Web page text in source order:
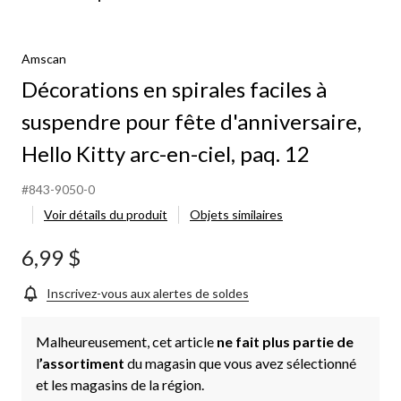
Amscan
Décorations en spirales faciles à
suspendre pour fête d'anniversaire,
Hello Kitty arc-en-ciel, paq. 12
#843-9050-0
Voir détails du produit
Objets similaires
6,99 $
Inscrivez-vous aux alertes de soldes
Malheureusement, cet article ne fait plus partie de
l’assortiment du magasin que vous avez sélectionné
et les magasins de la région.